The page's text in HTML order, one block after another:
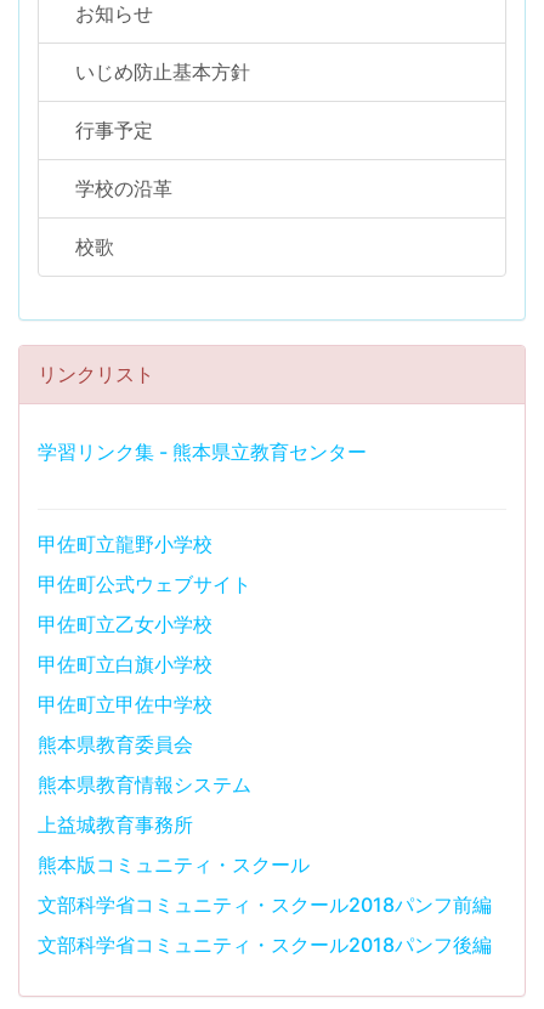
お知らせ
いじめ防止基本方針
行事予定
学校の沿革
校歌
リンクリスト
学習リンク集 - 熊本県立教育センター
甲佐町立龍野小学校
甲佐町公式ウェブサイト
甲佐町立乙女小学校
甲佐町立白旗小学校
甲佐町立甲佐中学校
熊本県教育委員会
熊本県教育情報システム
上益城教育事務所
熊本版コミュニティ・スクール
文部科学省コミュニティ・スクール2018パンフ前編
文部科学省コミュニティ・スクール2018パンフ後編